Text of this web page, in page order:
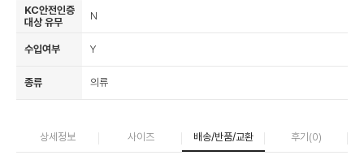
KC안전인증
대상 유무
N
수입여부 Y
종류 의류
상세정보 사이즈 배송/반품/교환 후기(0)